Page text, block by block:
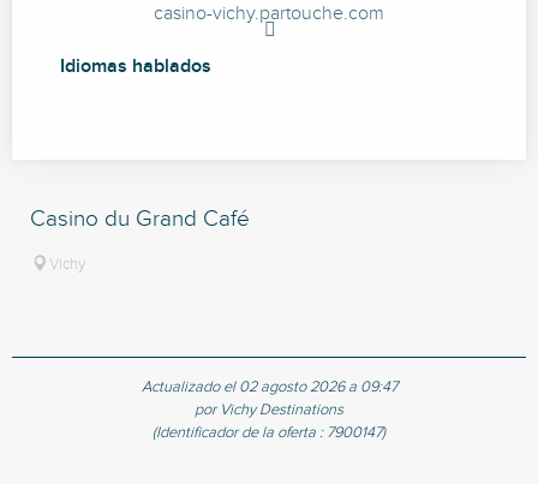
casino-vichy.partouche.com
Idiomas hablados
Idiomas hablados
Casino du Grand Café
Vichy
Actualizado el 02 agosto 2026 a 09:47
por Vichy Destinations
(Identificador de la oferta : 7900147)